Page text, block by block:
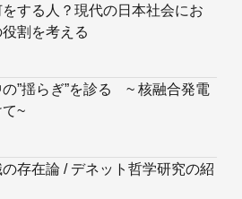
する人？現代の日本社会にお
割を考える
”揺らぎ”を診る ~ 核融合発電
~
存在論 / デネット哲学研究の紹